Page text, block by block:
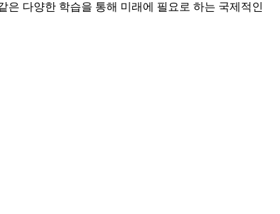
다양한 학습을 통해 미래에 필요로 하는 국제적인